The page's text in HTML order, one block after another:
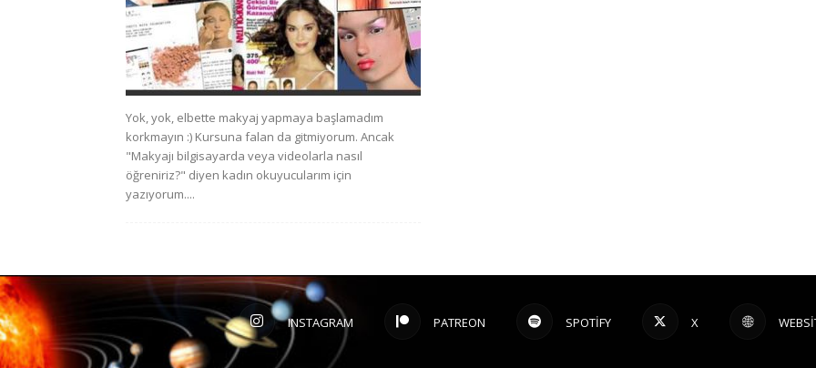
Yok, yok, elbette makyaj yapmaya başlamadım
korkmayın :) Kursuna falan da gitmiyorum. Ancak
"Makyajı bilgisayarda veya videolarla nasıl
öğreniriz?" diyen kadın okuyucularım için
yazıyorum....
INSTAGRAM PATREON SPOTIFY X